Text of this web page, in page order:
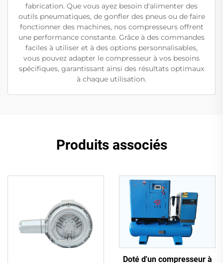
fabrication. Que vous ayez besoin d'alimenter des
outils pneumatiques, de gonfler des pneus ou de faire
fonctionner des machines, nos compresseurs offrent
une performance constante. Grâce à des commandes
faciles à utiliser et à des options personnalisables,
vous pouvez adapter le compresseur à vos besoins
spécifiques, garantissant ainsi des résultats optimaux
à chaque utilisation.
Produits associés
Doté d'un compresseur à